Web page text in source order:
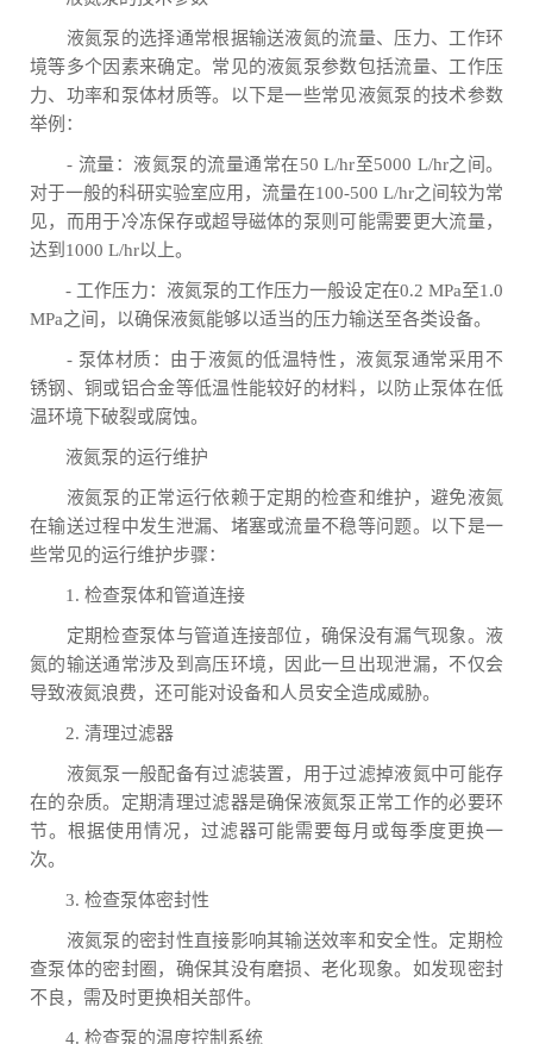
液氮泵的选择通常根据输送液氮的流量、压力、工作环
境等多个因素来确定。常见的液氮泵参数包括流量、工作压
力、功率和泵体材质等。以下是一些常见液氮泵的技术参数
举例：
- 流量：液氮泵的流量通常在50 L/hr至5000 L/hr之间。
对于一般的科研实验室应用，流量在100-500 L/hr之间较为常
见，而用于冷冻保存或超导磁体的泵则可能需要更大流量，
达到1000 L/hr以上。
- 工作压力：液氮泵的工作压力一般设定在0.2 MPa至1.0
MPa之间，以确保液氮能够以适当的压力输送至各类设备。
- 泵体材质：由于液氮的低温特性，液氮泵通常采用不
锈钢、铜或铝合金等低温性能较好的材料，以防止泵体在低
温环境下破裂或腐蚀。
液氮泵的运行维护
液氮泵的正常运行依赖于定期的检查和维护，避免液氮
在输送过程中发生泄漏、堵塞或流量不稳等问题。以下是一
些常见的运行维护步骤：
1. 检查泵体和管道连接
定期检查泵体与管道连接部位，确保没有漏气现象。液
氮的输送通常涉及到高压环境，因此一旦出现泄漏，不仅会
导致液氮浪费，还可能对设备和人员安全造成威胁。
2. 清理过滤器
液氮泵一般配备有过滤装置，用于过滤掉液氮中可能存
在的杂质。定期清理过滤器是确保液氮泵正常工作的必要环
节。根据使用情况，过滤器可能需要每月或每季度更换一
次。
3. 检查泵体密封性
液氮泵的密封性直接影响其输送效率和安全性。定期检
查泵体的密封圈，确保其没有磨损、老化现象。如发现密封
不良，需及时更换相关部件。
4. 检查泵的温度控制系统